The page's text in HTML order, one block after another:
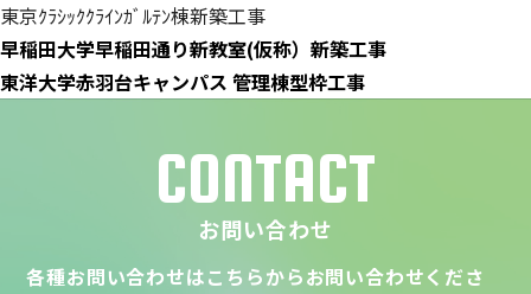
東京ｸﾗｼｯｸｸﾗｲﾝｶﾞﾙﾃﾝ棟新築工事
早稲田大学早稲田通り新教室(仮称）新築工事
東洋大学赤羽台キャンパス 管理棟型枠工事
CONTACT
お問い合わせ
各種お問い合わせはこちらからお問い合わせくださ